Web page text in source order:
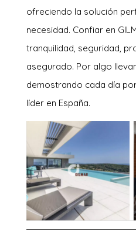
ofreciendo la solución
necesidad. Confiar en
tranquilidad, seguridad,
asegurado. Por algo
demostrando cada día
líder en España.